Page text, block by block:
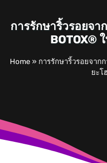
การรักษาริ้วรอยจ
BOTOX®
Home» การรักษาริ้วรอยจาก
ยะโ